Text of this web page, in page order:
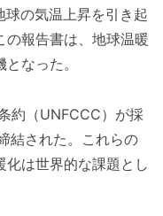
球の気温上昇を引き起
の報告書は、地球温暖
なった。
約（UNFCCC）が採
結された。これらの
化は世界的な課題とし